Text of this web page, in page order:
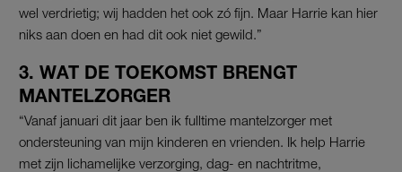
wel verdrietig; wij hadden het ook zó fijn. Maar Harrie kan hier
niks aan doen en had dit ook niet gewild.”
3. WAT DE TOEKOMST BRENGT
MANTELZORGER
“Vanaf januari dit jaar ben ik fulltime mantelzorger met
ondersteuning van mijn kinderen en vrienden. Ik help Harrie
met zijn lichamelijke verzorging, dag- en nachtritme,